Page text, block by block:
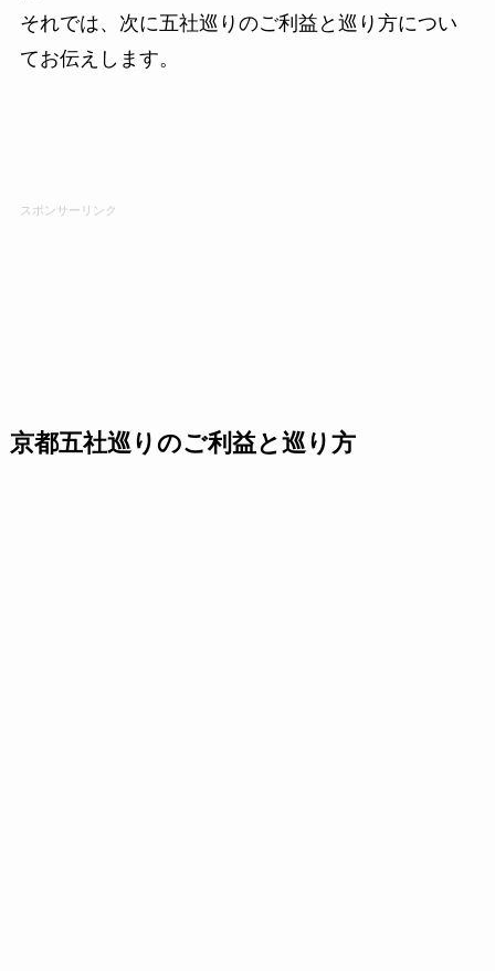
それでは、次に五社巡りのご利益と巡り方につい
てお伝えします。
スポンサーリンク
京都五社巡りのご利益と巡り方